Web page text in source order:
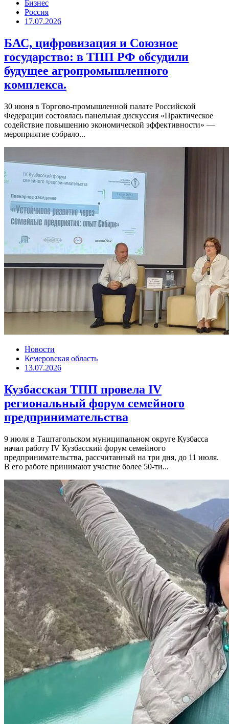
Бизнес
Россия
17.07.2026
БАС, цифровизация и Союзное
государство: в ТПП РФ обсудили
будущее агропромышленного
комплекса.
30 июня в Торгово-промышленной палате Российской
Федерации состоялась панельная дискуссия «Практическое
содействие повышению экономической эффективности» —
мероприятие собрало...
Новости
Кемеровская область
13.07.2026
Кузбасская ТПП провела IV
региональный форум семейного
предпринимательства
9 июля в Таштагольском муниципальном округе Кузбасса
начал работу IV Кузбасский форум семейного
предпринимательства, рассчитанный на три дня, до 11 июля.
В его работе принимают участие более 50-ти...